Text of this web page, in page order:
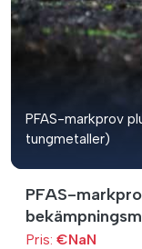
PFAS-markprov
tungmetaller)
PFAS-
Pris: €NaN